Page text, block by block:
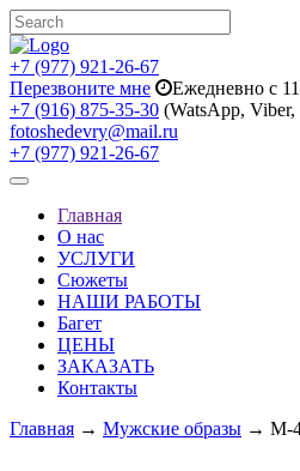
+7 (977) 921-26-67
Перезвоните мне
Ежедневно с
+7 (916) 875-35-30 (WatsApp, Viber,
fotoshedevry@mail.ru
+7 (977) 921-26-67
Toggle
navigationГлавная
О нас
УСЛУГИ
Сюжеты
НАШИ РАБОТЫ
Багет
ЦЕНЫ
ЗАКАЗАТЬ
Контакты
Главная → Мужские образы → M-